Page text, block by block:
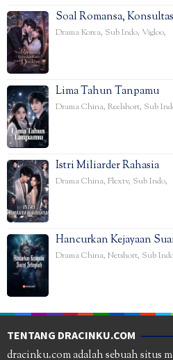
Soal Romansa,
Drama Korea, Sub Indo, Vigloo,
Lima Tahun Tanpamu
Drama China, Reelshort, Sub
Istri Miliarder Rahasia
Drama China, Flextv, Sub Indo,
Hancurkan Kejayaan
Drama China, Netshort, Sub
TENTANG DRACINKU.COM
dracinku.com adalah sebuah situs